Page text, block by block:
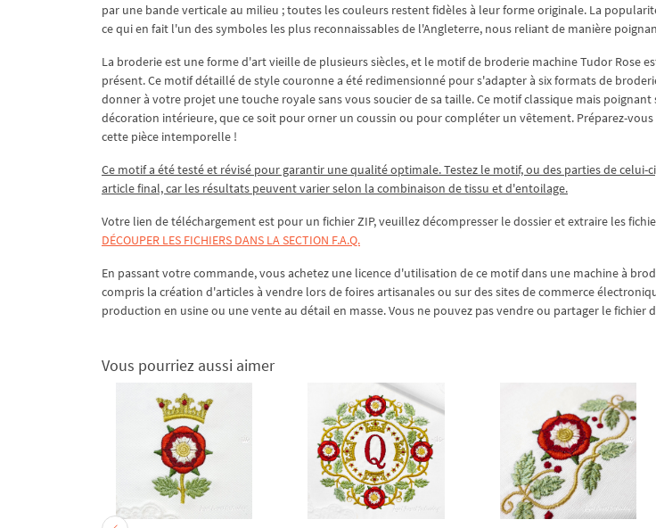
par une bande verticale au milieu ; toutes les couleurs restent fidèles à leur forme originale. La
ce qui en fait l'un des symboles les plus reconnaissables de l'Angleterre, nous reliant de manière
La broderie est une forme d'art vieille de plusieurs siècles, et le motif de broderie machine Tudor Rose
présent. Ce motif détaillé de style couronne a été redimensionné pour s'adapter à six formats de
donner à votre projet une touche royale sans vous soucier de sa taille. Ce motif classique mais
décoration intérieure, que ce soit pour orner un coussin ou pour compléter un vêtement. Préparez-
cette pièce intemporelle !
Ce motif a été testé et révisé pour garantir une qualité optimale. Testez le motif, ou des parties de celui-
article final, car les résultats peuvent varier selon la combinaison de tissu et d'entoilage.
Votre lien de téléchargement est pour un fichier ZIP, veuillez décompresser le dossier et extraire les
DÉCOUPER LES FICHIERS DANS LA SECTION F.A.Q.
En passant votre commande, vous achetez une licence d'utilisation de ce motif dans une machine à
compris la création d'articles à vendre lors de foires artisanales ou sur des sites de commerce
production en usine ou une vente au détail en masse. Vous ne pouvez pas vendre ou partager le fichier
Vous pourriez aussi aimer